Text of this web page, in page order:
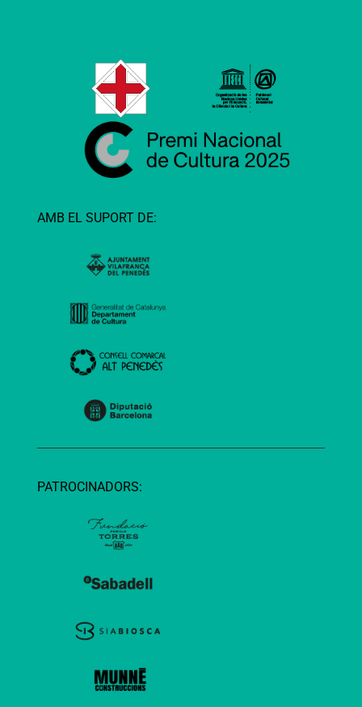
AMB EL SUPORT DE:
PATROCINADORS: